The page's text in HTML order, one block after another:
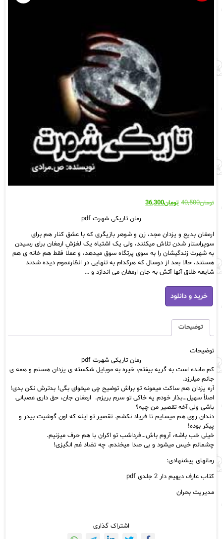
تومان40,500 قیمت
بود.
تومان36,300قیمت
تومان36,300.
رمان تاریکی شهرت pdf
ارمغان بدیع و یزدان مجد، زن و شوهر بازیگری که با عشق کنار هم برای
سوپراستار شدن تلاش میکنند، ولی یک اشتباه یک لغزشِ ارمغان برای رسیدن
به شهرت زندگیشان را به سوی پرتگاه سوق میدهد، و عملا فقط هم خانه ی هم
هستند، حالا بعد از دوسال که هرکدام به تنهایی در انظارعموم دیده شدند
شایعه طلاق آنها آتش به جان ارمغان می اندازد و …
رمان
تاریکی
شهرت
خرید و دانلود
توضیحات
توضیحات
رمان تاریکی شهرت pdf
کم مانده است به گریه بیفتم، خیره به موبایل شکسته ی یزدان هستم و همه ی
جانم میلرزد.
آره یزدان هم ساکت میمونه تو براش توضیح چی میخوای بگی! بدترش نکن بدی!
اصلاً سهیل…بذار خودم یه خاکی تو سرم بریزم. ارمغان جان، حق داری عصبانی
باشی ولی آخه تقصیر من چیه؟
دندان روی هم میسایم تا فریاد نکشم. تقصیر تو اینه که اون گوشیت بیدر و
پیکر بوده!
خیلی خب باشه، آروم باش…فرداشب تو اکران با هم حرف میزنیم.
چشمانم خیس میشود و بی صدا میخندم. چه تضاد غم انگیزی!
رمانهای پیشنهادی:
کتاب عارف دیهیم دار 2 جلدی pdf
مدیریت بحران
اشتراک گذاری